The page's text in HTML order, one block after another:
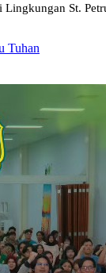
St.
Tuhan